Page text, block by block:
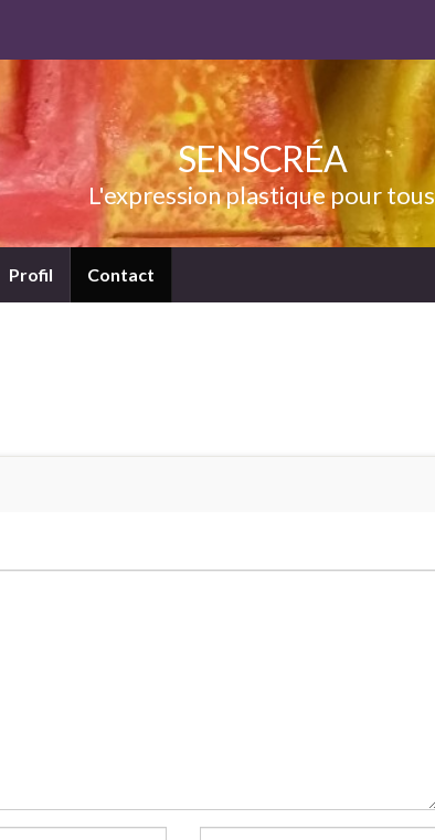
SENSCRÉA
L'expression plastique pour tous
Profil Contact